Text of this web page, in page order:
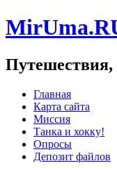
Путешествия,
Главная
Карта сайта
Миссия
Танка и хокку!
Опросы
Депозит файлов